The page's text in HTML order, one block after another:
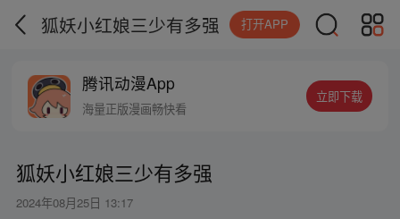
狐妖小红娘三少有多强 打开APP
腾讯动漫App
海量正版漫画畅快看
立即下载
狐妖小红娘三少有多强
2024年08月25日 13:17